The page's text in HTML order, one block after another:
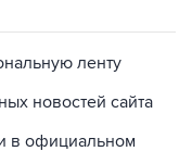
ленту
новостей сайта
в официальном